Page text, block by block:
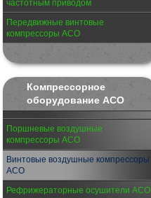
частотным приводом
Передвижные винтовые
компрессоры АСО
Компрессорное
оборудование АСО
Поршневые воздушные
компрессоры АСО
Винтовые воздушные компрессоры
АСО
Рефрижераторные осушители АСО